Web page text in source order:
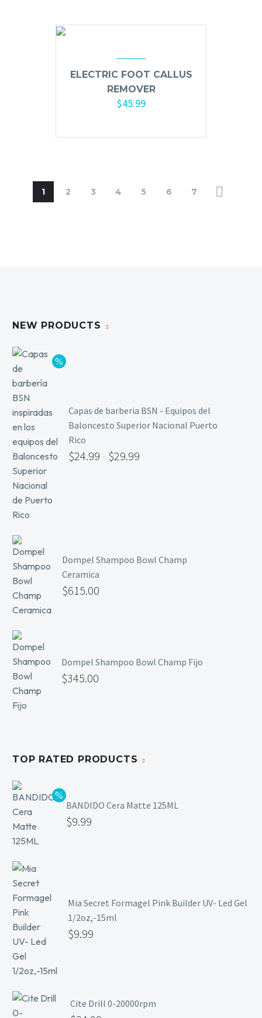
ELECTRIC FOOT CALLUS
REMOVER
$45.99
1 2 3 4 5 6 7
NEW PRODUCTS
Capas de barberia BSN - Equipos del
Baloncesto Superior Nacional Puerto
Rico
$24.99 - $29.99
Dompel Shampoo Bowl Champ
Ceramica
$615.00
Dompel Shampoo Bowl Champ Fijo
$345.00
TOP RATED PRODUCTS
BANDIDO Cera Matte 125ML
$9.99
Mia Secret Formagel Pink Builder UV- Led Gel
1/2oz,-15ml
$9.99
Cite Drill 0-20000rpm